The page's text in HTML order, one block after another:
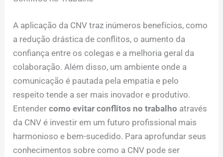
A aplicação da CNV traz inúmeros benefícios, como
a redução drástica de conflitos, o aumento da
confiança entre os colegas e a melhoria geral da
colaboração. Além disso, um ambiente onde a
comunicação é pautada pela empatia e pelo
respeito tende a ser mais inovador e produtivo.
Entendercomo evitar conflitos no trabalho através
da CNV é investir em um futuro profissional mais
harmonioso e bem-sucedido. Para aprofundar seus
conhecimentos sobre como a CNV pode ser